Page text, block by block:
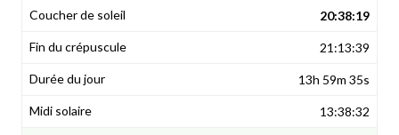
20:38:19
21:13:39
13h 59m 35s
13:38:32